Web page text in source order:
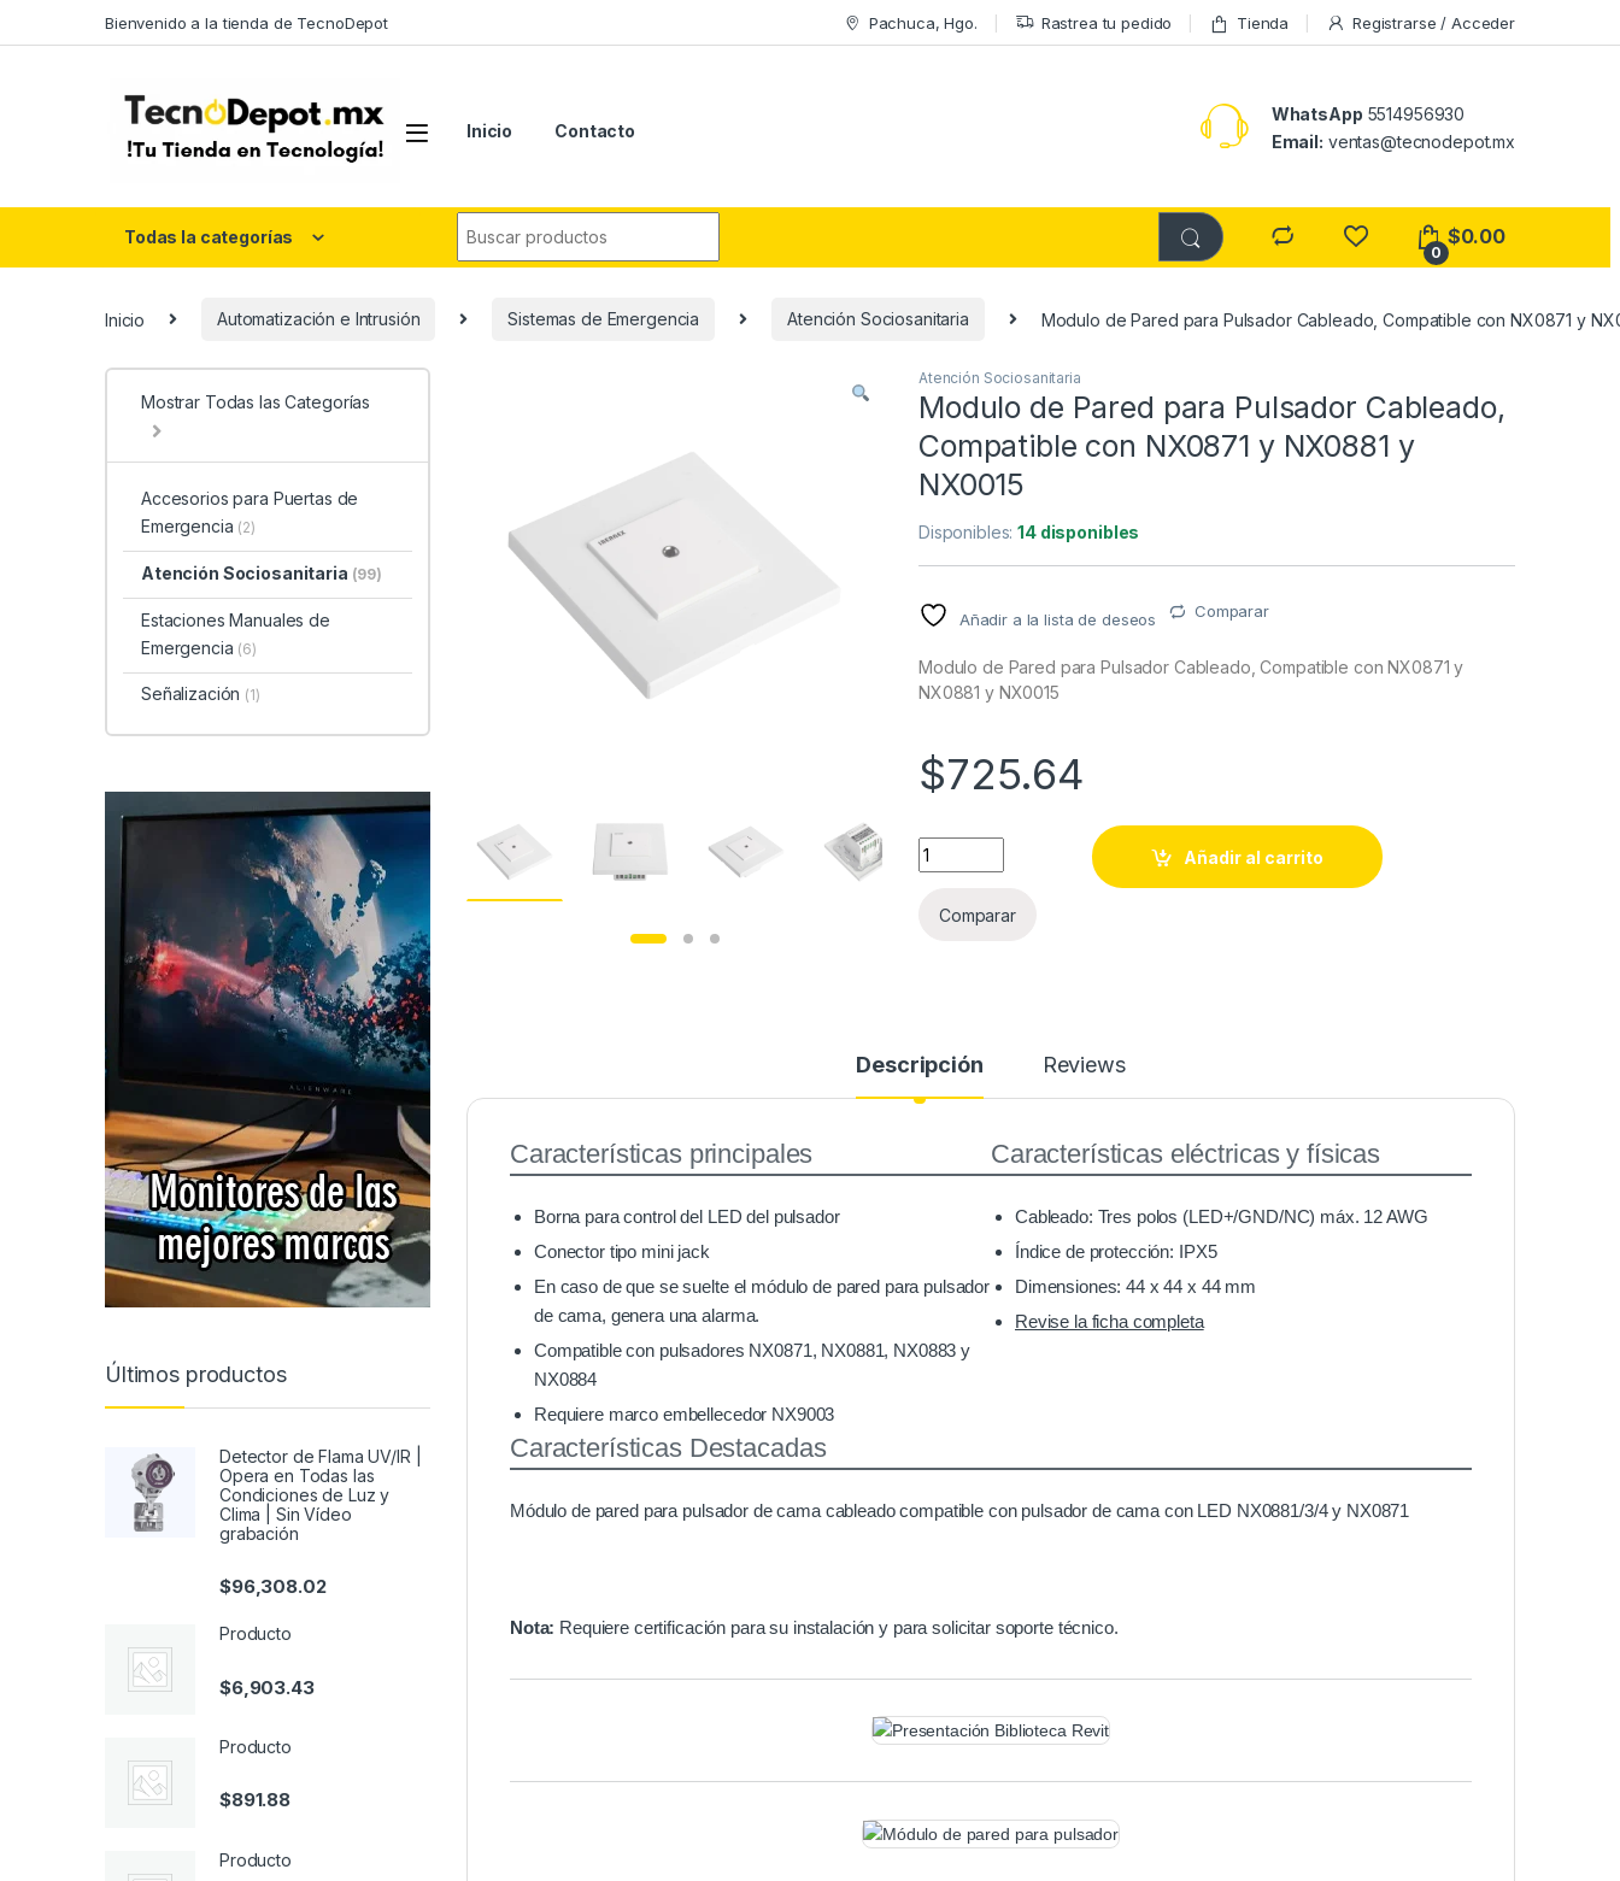
Bienvenido a la tienda de TecnoDepot Pachuca, Hgo. Rastrea tu pedido Tienda Registrarse / Acceder
Inicio Contacto
WhatsApp 5514956930
Email: ventas@tecnodepot.mx
Todas la categorías
0
$0.00
Inicio Automatización e Intrusión Sistemas de Emergencia Atención Sociosanitaria Modulo de Pared para Pulsador Cableado, Compatible con NX0871 y
Atención Sociosanitaria
Modulo de Pared para Pulsador Cableado,
Compatible con NX0871 y NX0881 y
NX0015
Disponibles:14 disponibles
Añadir a la lista de deseos Comparar
Modulo de Pared para Pulsador Cableado, Compatible con NX0871 y
NX0881 y NX0015
$725.64
Modulo de Pared para Pulsador Cableado, Compatible con NX0871 y NX0881 y
Añadir al carrito
Comparar
Descripción Reviews
Características principales
Borna para control del LED del pulsador
Conector tipo mini jack
En caso de que se suelte el módulo de pared para pulsador
de cama, genera una alarma.
Compatible con pulsadores NX0871, NX0881, NX0883 y
NX0884
Requiere marco embellecedor NX9003
Características eléctricas y físicas
Cableado: Tres polos (LED+/GND/NC) máx. 12 AWG
Índice de protección: IPX5
Dimensiones: 44 x 44 x 44 mm
Revise la ficha completa
Características Destacadas
Módulo de pared para pulsador de cama cableado compatible con pulsador de cama con LED NX0881/3/4 y NX0871
Nota: Requiere certificación para su instalación y para solicitar soporte técnico.
Mostrar Todas las Categorías
Accesorios para Puertas de
Emergencia (2)
Atención Sociosanitaria (99)
Estaciones Manuales de
Emergencia (6)
Señalización (1)
Últimos productos
Detector de Flama UV/IR |
Opera en Todas las
Condiciones de Luz y
Clima | Sin Vídeo
grabación
$96,308.02
Producto
$6,903.43
Producto
$891.88
Producto